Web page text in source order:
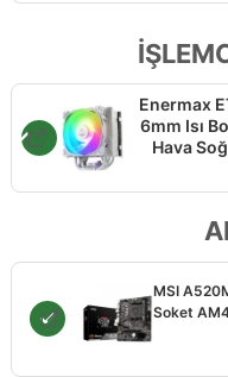
Enermax
6mm Isı
Hava
MSI
Soket